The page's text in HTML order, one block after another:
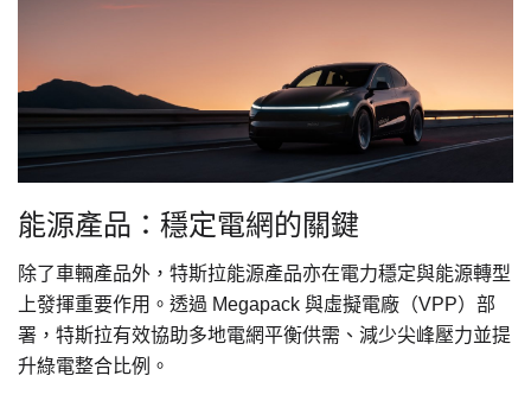
能源產品：穩定電網的關鍵
除了車輛產品外，特斯拉能源產品亦在電力穩定與能源轉型
上發揮重要作用。透過 Megapack 與虛擬電廠（VPP）部
署，特斯拉有效協助多地電網平衡供需、減少尖峰壓力並提
升綠電整合比例。